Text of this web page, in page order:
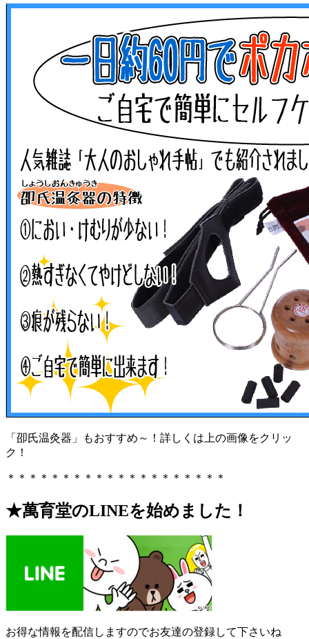
「卲氏温灸器」もおすすめ～！詳しくは上の画像をクリッ
ク！
＊＊＊＊＊＊＊＊＊＊＊＊＊＊＊＊＊＊＊＊
★萬育堂のLINEを始めました！
お得な情報を配信しますのでお友達の登録して下さいね